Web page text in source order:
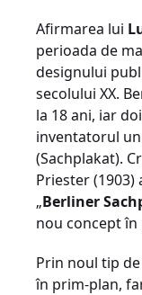
Afirmarea lui
perioada de
designului
secolului XX.
la 18 ani, iar
inventatorul
(Sachplakat).
Priester (1903)
„Berliner
nou concept
Prin noul tip
în prim-plan,